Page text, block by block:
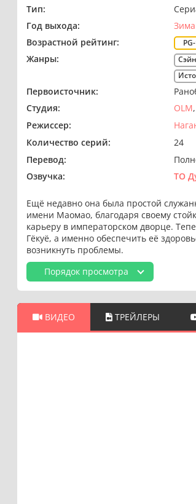
Тип:
Год выхода:
Возрастной рейтинг:
Жанры:
Первоисточник:
Студия:
OLM
Режиссер:
Количество серий:
24
Перевод:
Озвучка:
ТО
Ещё недавно она была простой
имени Маомао, благодаря своему
карьеру в императорском дворце.
Гёкуё, а именно обеспечить её
возникнуть проблемы.
Порядок просмотра
ВИДЕО ТРЕЙЛЕРЫ